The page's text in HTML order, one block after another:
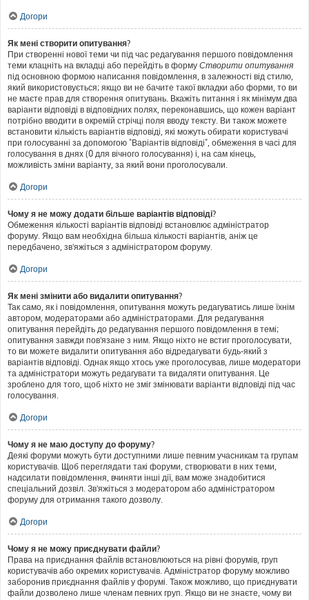
Догори
Як мені створити опитування?
При створенні нової теми чи під час редагування першого повідомлення
теми клацніть на вкладці або перейдіть в форму Створити опитування
під основною формою написання повідомлення, в залежності від стилю,
який використовується; якщо ви не бачите такої вкладки або форми, то ви
не маєте прав для створення опитувань. Вкажіть питання і як мінімум два
варіанти відповіді в відповідних полях, переконавшись, що кожен варіант
потрібно вводити в окремій стрічці поля вводу тексту. Ви також можете
встановити кількість варіантів відповіді, які можуть обирати користувачі
при голосуванні за допомогою "Варіантів відповіді", обмеження в часі для
голосування в днях (0 для вічного голосування) і, на сам кінець,
можливість зміни варіанту, за який вони проголосували.
Догори
Чому я не можу додати більше варіантів відповіді?
Обмеження кількості варіантів відповіді встановлює адміністратор
форуму. Якщо вам необхідна більша кількості варіантів, аніж це
передбачено, зв'яжіться з адміністратором форуму.
Догори
Як мені змінити або видалити опитування?
Так само, як і повідомлення, опитування можуть редагуватись лише їхнім
автором, модераторами або адміністраторами. Для редагування
опитування перейдіть до редагування першого повідомлення в темі;
опитування завжди пов'язане з ним. Якщо ніхто не встиг проголосувати,
то ви можете видалити опитування або відредагувати будь-який з
варіантів відповіді. Однак якщо хтось уже проголосував, лише модератори
та адміністратори можуть редагувати та видаляти опитування. Це
зроблено для того, щоб ніхто не зміг змінювати варіанти відповіді під час
голосування.
Догори
Чому я не маю доступу до форуму?
Деякі форуми можуть бути доступними лише певним учасникам та групам
користувачів. Щоб переглядати такі форуми, створювати в них теми,
надсилати повідомлення, вчиняти інші дії, вам може знадобитися
спеціальний дозвіл. Зв'яжіться з модератором або адміністратором
форуму для отримання такого дозволу.
Догори
Чому я не можу приєднувати файли?
Права на приєднання файлів встановлюються на рівні форумів, груп
користувачів або окремих користувачів. Адміністратор форуму можливо
заборонив приєднання файлів у форумі. Також можливо, що приєднувати
файли дозволено лише членам певних груп. Якщо ви не знаєте, чому ви